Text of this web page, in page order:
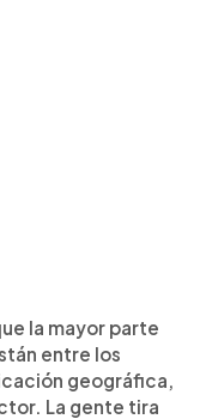
la mayor parte
entre los
geográfica,
La gente tira